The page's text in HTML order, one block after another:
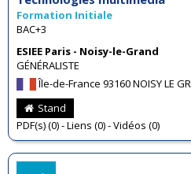
Formation Initiale
BAC+3
ESIEE Paris - Noisy-le-Grand
GÉNÉRALISTE
Île-de-France 93160 NOISY LE
Stand
PDF(s) (0) - Liens (0) - Vidéos (0)